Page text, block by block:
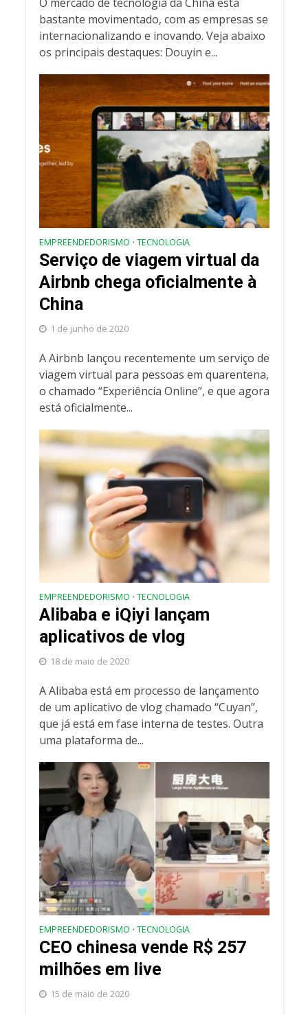
bastante movimentado, com as empresas se
internacionalizando e inovando. Veja abaixo
os principais destaques: Douyin e...
EMPREENDEDORISMO • TECNOLOGIA
Serviço de viagem virtual da
Airbnb chega oficialmente à
China
1 de junho de 2020
A Airbnb lançou recentemente um serviço de
viagem virtual para pessoas em quarentena,
o chamado “Experiência Online”, e que agora
está oficialmente...
EMPREENDEDORISMO • TECNOLOGIA
Alibaba e iQiyi lançam
aplicativos de vlog
18 de maio de 2020
A Alibaba está em processo de lançamento
de um aplicativo de vlog chamado “Cuyan”,
que já está em fase interna de testes. Outra
uma plataforma de...
EMPREENDEDORISMO • TECNOLOGIA
CEO chinesa vende R$ 257
milhões em live
15 de maio de 2020